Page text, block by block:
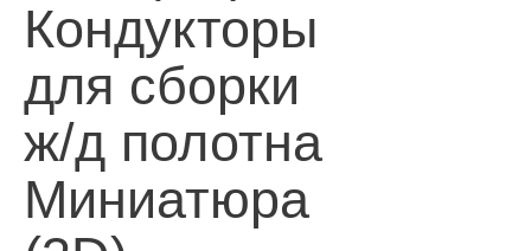
Кондукторы
для сборки
ж/д полотна
Миниатюра